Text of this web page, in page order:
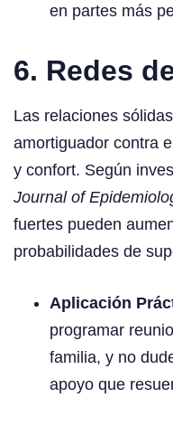
en partes más
6. Redes
Las relaciones
amortiguador contra
y confort. Según
Journal of
fuertes pueden
probabilidades de
Aplicación
programar
familia, y no
apoyo que